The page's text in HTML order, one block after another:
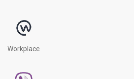
Workplace